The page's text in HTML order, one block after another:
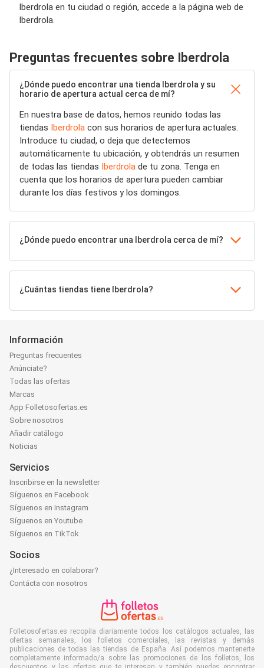
Iberdrola en tu ciudad o región, accede a la página web de
Iberdrola.
Preguntas frecuentes sobre Iberdrola
¿Dónde puedo encontrar una tienda Iberdrola y su
horario de apertura actual cerca de mí?
En nuestra base de datos, hemos reunido todas las
tiendas Iberdrola con sus horarios de apertura actuales.
Introduce tu ciudad, o deja que detectemos
automáticamente tu ubicación, y obtendrás un resumen
de todas las tiendas Iberdrola de tu zona. Tenga en
cuenta que los horarios de apertura pueden cambiar
durante los días festivos y los domingos.
¿Dónde puedo encontrar una Iberdrola cerca de mí?
¿Cuántas tiendas tiene Iberdrola?
Información
Preguntas frecuentes
Anúnciate?
Todas las ofertas
Marcas
App Folletosofertas.es
Sobre nosotros
Añadir catálogo
Noticias
Servicios
Inscribirse en la newsletter
Síguenos en Facebook
Síguenos en Instagram
Síguenos en Youtube
Síguenos en TikTok
Socios
¿Interesado en colaborar?
Contácta con nosotros
Folletosofertas.es recopila diariamente todos los catálogos actuales, las
ofertas semanales, los folletos comerciales, las revistas y demás
publicaciones de todas las tiendas de España. Así podemos mantenerte
completamente informado/a sobre las promociones de los folletos, los